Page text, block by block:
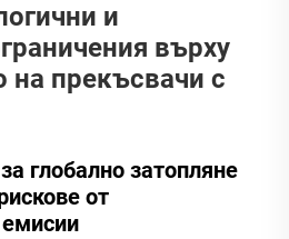
и
върху
на прекъсвачи с
глобално затопляне
от